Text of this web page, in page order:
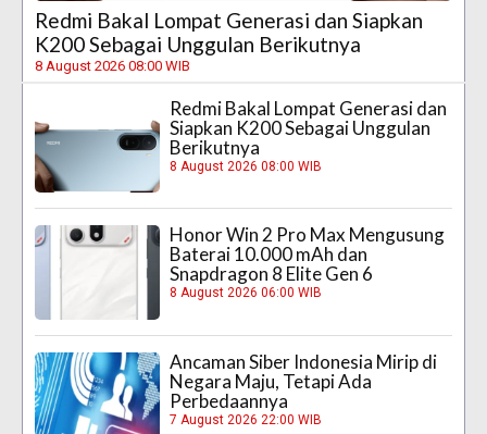
Redmi Bakal Lompat Generasi dan Siapkan
K200 Sebagai Unggulan Berikutnya
8 August 2026 08:00 WIB
Redmi Bakal Lompat Generasi dan
Siapkan K200 Sebagai Unggulan
Berikutnya
8 August 2026 08:00 WIB
Honor Win 2 Pro Max Mengusung
Baterai 10.000 mAh dan
Snapdragon 8 Elite Gen 6
8 August 2026 06:00 WIB
Ancaman Siber Indonesia Mirip di
Negara Maju, Tetapi Ada
Perbedaannya
7 August 2026 22:00 WIB